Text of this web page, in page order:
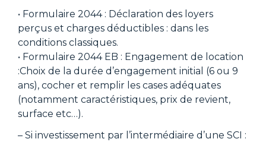
• Formulaire 2044 : Déclaration des loyers
perçus et charges déductibles : dans les
conditions classiques.
• Formulaire 2044 EB : Engagement de location
:Choix de la durée d’engagement initial (6 ou 9
ans), cocher et remplir les cases adéquates
(notamment caractéristiques, prix de revient,
surface etc…).
– Si investissement par l’intermédiaire d’une SCI :